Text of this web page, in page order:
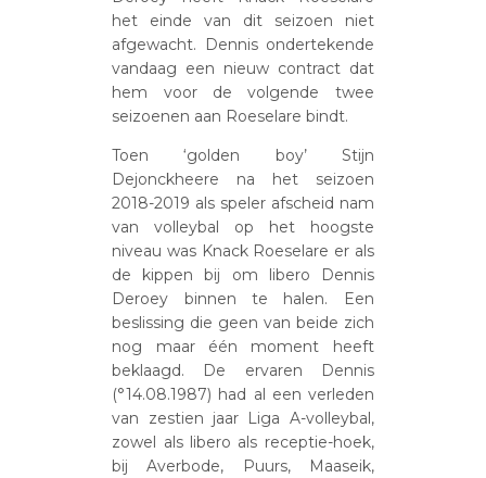
het einde van dit seizoen niet
afgewacht. Dennis ondertekende
vandaag een nieuw contract dat
hem voor de volgende twee
seizoenen aan Roeselare bindt.
Toen ‘golden boy’ Stijn
Dejonckheere na het seizoen
2018-2019 als speler afscheid nam
van volleybal op het hoogste
niveau was Knack Roeselare er als
de kippen bij om libero Dennis
Deroey binnen te halen. Een
beslissing die geen van beide zich
nog maar één moment heeft
beklaagd. De ervaren Dennis
(°14.08.1987) had al een verleden
van zestien jaar Liga A-volleybal,
zowel als libero als receptie-hoek,
bij Averbode, Puurs, Maaseik,